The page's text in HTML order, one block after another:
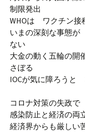
制限発出
WHOは ワクチン接
いまの深刻な事態が
ない
大金の動く五輪の
さぼる
IOCが気に障ろうと
コロナ対策の失政
感染防止と経済の両
経済界からも厳しい